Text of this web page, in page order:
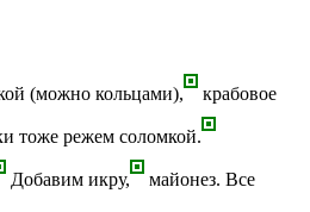
(можно кольцами), крабовое
тоже режем соломкой.
Добавим икру,
майонез. Все